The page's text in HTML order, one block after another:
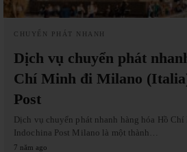
CHUYỂN PHÁT NHANH
Dịch vụ chuyển phát
Chí Minh đi Milano
Post
Dịch vụ chuyển phát nhanh hàng hóa Hồ
Indochina Post Milano là một thành…
7 năm ago